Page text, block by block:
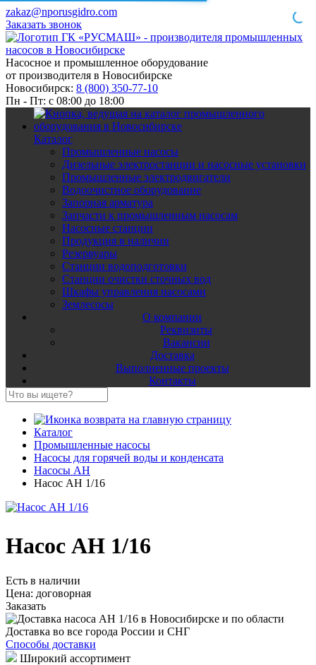
zakaz@nporusgidro.com
Заказать звонок
Насосное и промышленное оборудование
от производителя в Новосибирске
Новосибирск: 8 (800) 350-77-10
Пн - Пт: с 08:00 до 18:00
Каталог
Промышленные насосы
Дизельные электростанции и насосные установки
Промышленные электродвигатели
Водоочистное оборудование
Запорная арматура
Запчасти к промышленным насосам
Насосные станции
Продукция в наличии
Резервуары
Станции водоподготовки
Станции очистки сточных вод
Шкафы управления насосами
Землесосы
О компании
Реквизиты
Вакансии
Доставка
Выполненные проекты
Контакты
Каталог
Промышленные насосы
Насосы для горячей воды и конденсата
Насосы АН
Насос АН 1/16
Насос АН 1/16
Есть в наличии
Цена: договорная
Заказать
Доставка во все города России и СНГ
Способы доставки
Широкий ассортимент